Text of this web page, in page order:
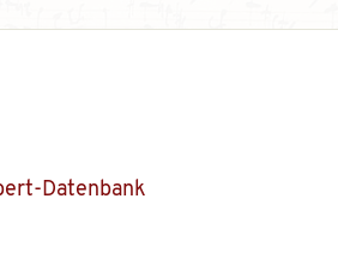
Datenbank